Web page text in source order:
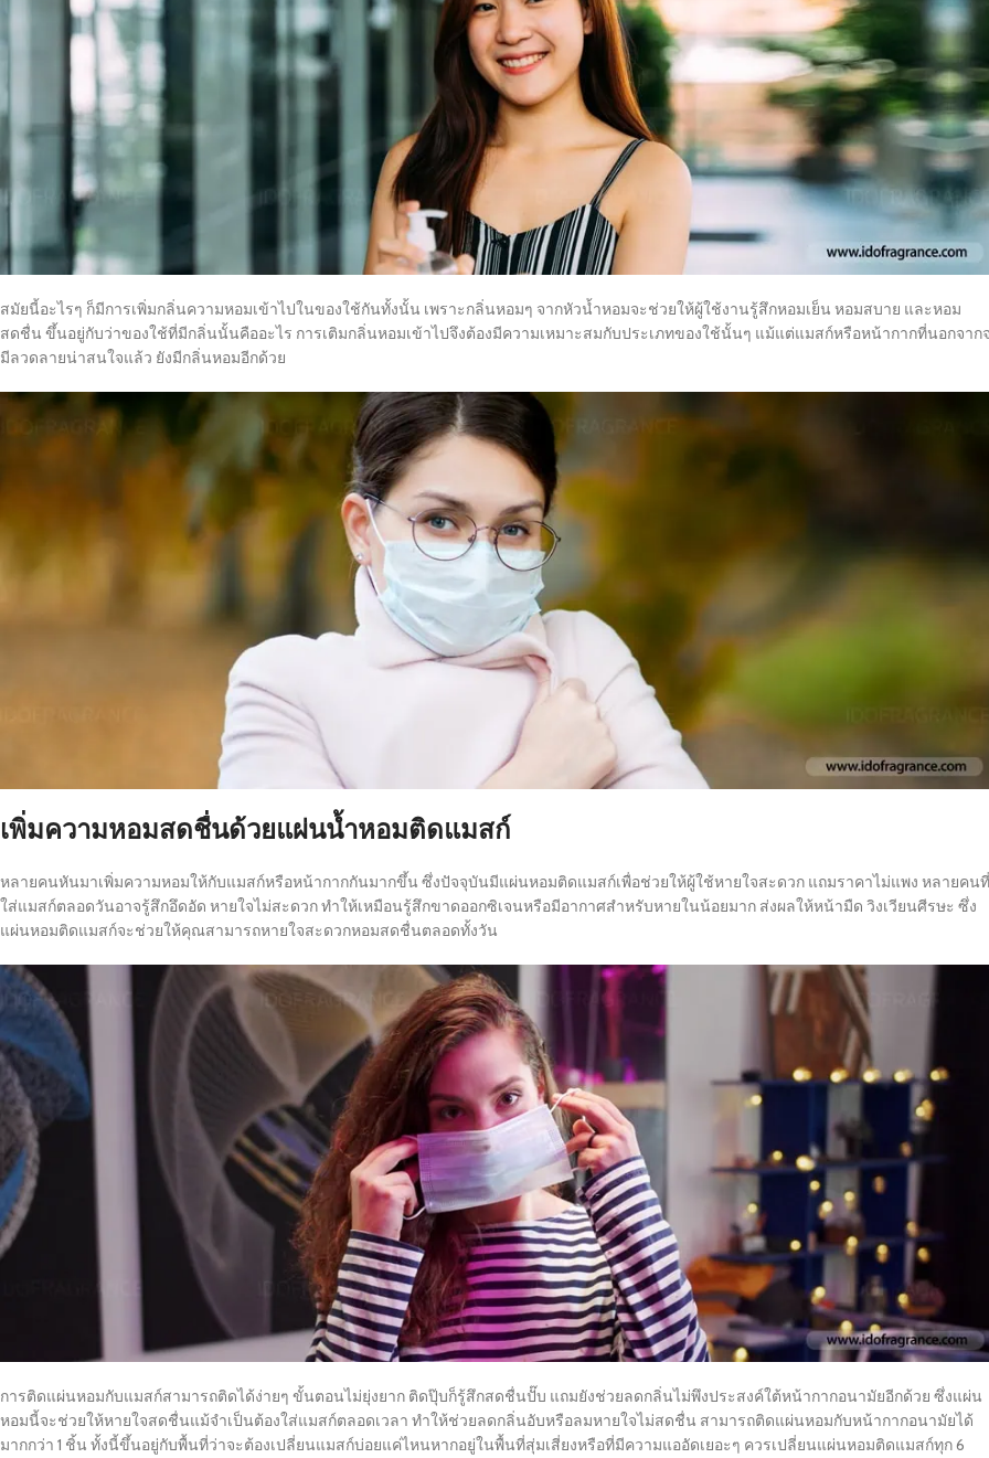
สมัยนี้อะไรๆ ก็มีการเพิ่มกลิ่นความหอมเข้าไปในของใช้กันทั้งนั้น เพราะกลิ่นหอมๆ จากหัวน้ำหอมจะช่วยให้ผู้ใช้งานรู้สึกหอมเย็น หอมสบาย และหอม
สดชื่น ขึ้นอยู่กับว่าของใช้ที่มีกลิ่นนั้นคืออะไร การเติมกลิ่นหอมเข้าไปจึงต้องมีความเหมาะสมกับประเภทของใช้นั้นๆ แม้แต่แมสก์หรือหน้ากากที่นอกจาก
มีลวดลายน่าสนใจแล้ว ยังมีกลิ่นหอมอีกด้วย
เพิ่มความหอมสดชื่นด้วยแผ่นน้ำหอมติดแมสก์
หลายคนหันมาเพิ่มความหอมให้กับแมสก์หรือหน้ากากกันมากขึ้น ซึ่งปัจจุบันมีแผ่นหอมติดแมสก์เพื่อช่วยให้ผู้ใช้หายใจสะดวก แถมราคาไม่แพง หลายคนที่
ใส่แมสก์ตลอดวันอาจรู้สึกอึดอัด หายใจไม่สะดวก ทำให้เหมือนรู้สึกขาดออกซิเจนหรือมีอากาศสำหรับหายในน้อยมาก ส่งผลให้หน้ามืด วิงเวียนศีรษะ ซึ่ง
แผ่นหอมติดแมสก์จะช่วยให้คุณสามารถหายใจสะดวกหอมสดชื่นตลอดทั้งวัน
การติดแผ่นหอมกับแมสก์สามารถติดได้ง่ายๆ ขั้นตอนไม่ยุ่งยาก ติดปุ๊บก็รู้สึกสดชื่นปั๊บ แถมยังช่วยลดกลิ่นไม่พึงประสงค์ใต้หน้ากากอนามัยอีกด้วย ซึ่งแผ่น
หอมนี้จะช่วยให้หายใจสดชื่นแม้จำเป็นต้องใส่แมสก์ตลอดเวลา ทำให้ช่วยลดกลิ่นอับหรือลมหายใจไม่สดชื่น สามารถติดแผ่นหอมกับหน้ากากอนามัยได้
มากกว่า 1 ชิ้น ทั้งนี้ขึ้นอยู่กับพื้นที่ว่าจะต้องเปลี่ยนแมสก์บ่อยแค่ไหนหากอยู่ในพื้นที่สุ่มเสี่ยงหรือที่มีความแออัดเยอะๆ ควรเปลี่ยนแผ่นหอมติดแมสก์ทุก 6